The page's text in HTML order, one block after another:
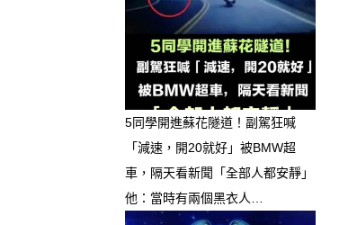
5同學開進蘇花隧道！副駕狂喊
「減速，開20就好」被BMW超
車，隔天看新聞「全部人都安靜」
他：當時有兩個黑衣人…